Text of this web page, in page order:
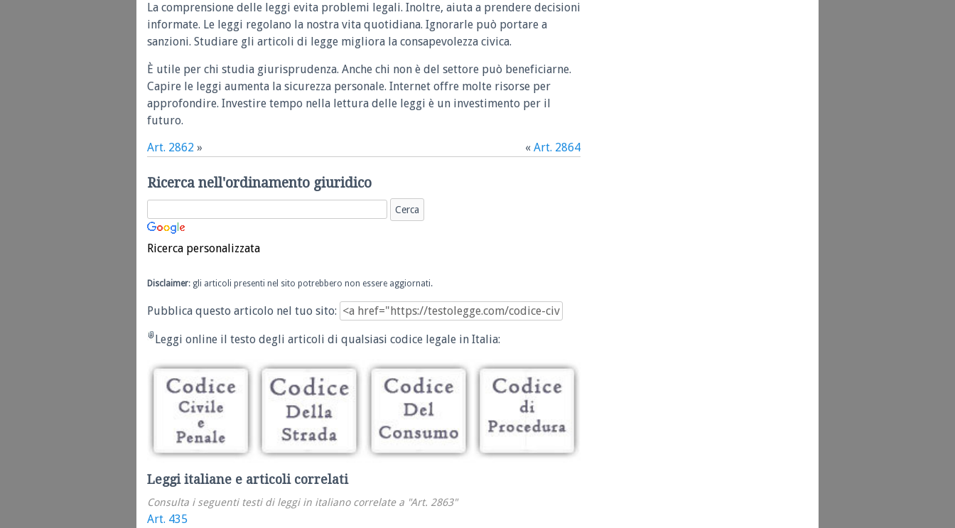
La comprensione delle leggi evita problemi legali. Inoltre, aiuta a prendere decisioni
informate. Le leggi regolano la nostra vita quotidiana. Ignorarle può portare a
sanzioni. Studiare gli articoli di legge migliora la consapevolezza civica.
È utile per chi studia giurisprudenza. Anche chi non è del settore può beneficiarne.
Capire le leggi aumenta la sicurezza personale. Internet offre molte risorse per
approfondire. Investire tempo nella lettura delle leggi è un investimento per il
futuro.
Art. 2862 » « Art. 2864
Ricerca nell'ordinamento giuridico
Ricerca personalizzata
Disclaimer: gli articoli presenti nel sito potrebbero non essere aggiornati.
Pubblica questo articolo nel tuo sito:
Leggi online il testo degli articoli di qualsiasi codice legale in Italia:
Leggi italiane e articoli correlati
Consulta i seguenti testi di leggi in italiano correlate a "Art. 2863"
Art. 435